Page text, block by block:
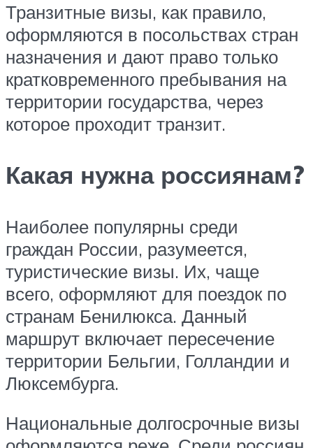
Транзитные визы, как правило,
оформляются в посольствах стран
назначения и дают право только
кратковременного пребывания на
территории государства, через
которое проходит транзит.
Какая нужна россиянам?
Наиболее популярны среди
граждан России, разумеется,
туристические визы. Их, чаще
всего, оформляют для поездок по
странам Бенилюкса. Данный
маршрут включает пересечение
территории Бельгии, Голландии и
Люксембурга.
Национальные долгосрочные визы